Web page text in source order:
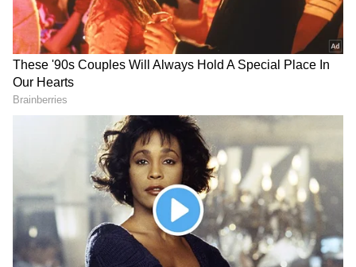
2
Image Credit :Amazon.in